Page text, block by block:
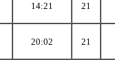
14:21 21
20:02 21